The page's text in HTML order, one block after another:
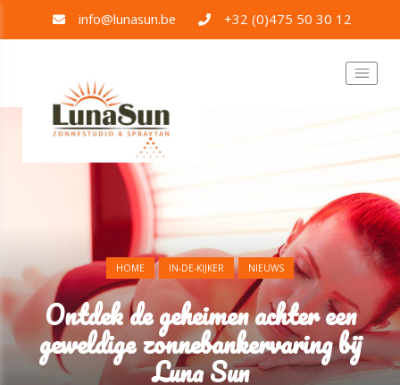
info@lunasun.be +32 (0)475 50 30 12
HOME IN-DE-KIJKER NIEUWS
Ontdek de geheimen achter een
geweldige zonnebankervaring bij
Luna Sun